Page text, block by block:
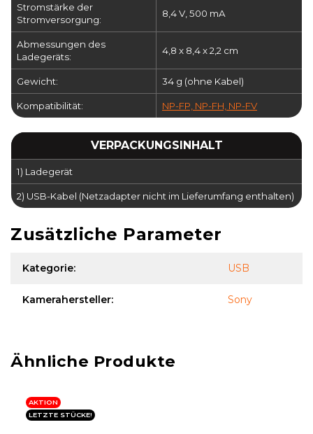
Stromstärke der
Stromversorgung:
8,4 V, 500 mA
Abmessungen des
Ladegeräts:
4,8 x 8,4 x 2,2 cm
Gewicht: 34 g (ohne Kabel)
Kompatibilität: NP-FP, NP-FH, NP-FV
VERPACKUNGSINHALT
1) Ladegerät
2) USB-Kabel (Netzadapter nicht im Lieferumfang enthalten)
Zusätzliche Parameter
Kategorie: USB
Kamerahersteller: Sony
AKTION
LETZTE STÜCKE!